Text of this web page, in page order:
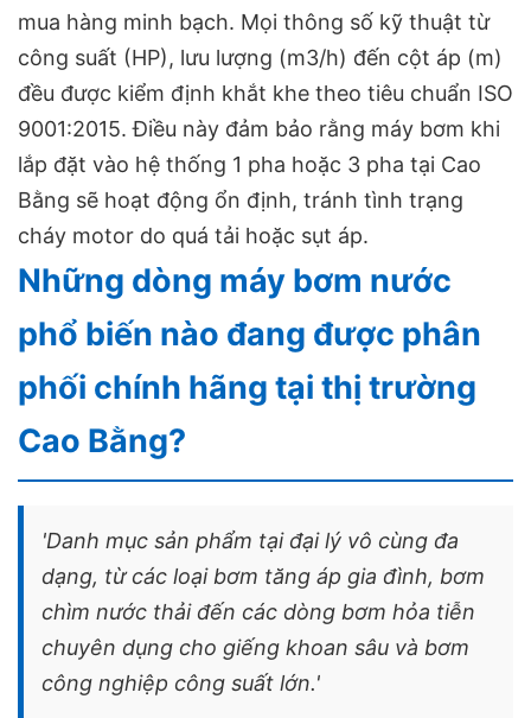
mua hàng minh bạch. Mọi thông số kỹ thuật từ
công suất (HP), lưu lượng (m3/h) đến cột áp (m)
đều được kiểm định khắt khe theo tiêu chuẩn ISO
9001:2015. Điều này đảm bảo rằng máy bơm khi
lắp đặt vào hệ thống 1 pha hoặc 3 pha tại Cao
Bằng sẽ hoạt động ổn định, tránh tình trạng
cháy motor do quá tải hoặc sụt áp.
Những dòng máy bơm nước
phổ biến nào đang được phân
phối chính hãng tại thị trường
Cao Bằng?
'Danh mục sản phẩm tại đại lý vô cùng đa
dạng, từ các loại bơm tăng áp gia đình, bơm
chìm nước thải đến các dòng bơm hỏa tiễn
chuyên dụng cho giếng khoan sâu và bơm
công nghiệp công suất lớn.'